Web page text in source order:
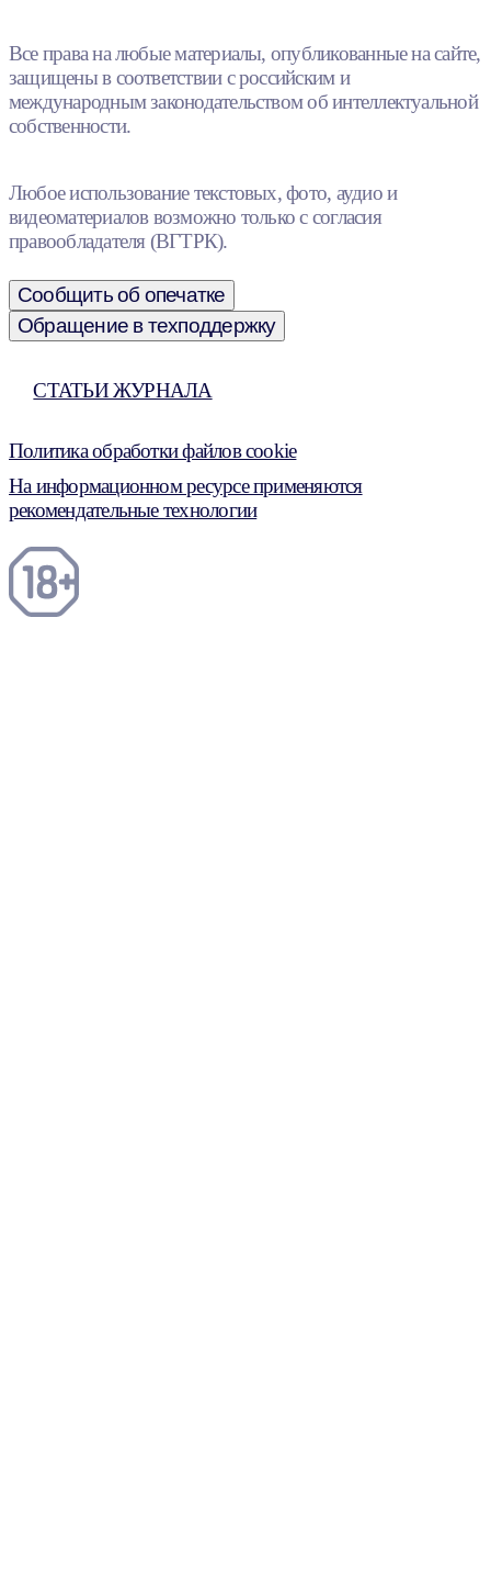
Все права на любые материалы, опубликованные на сайте,
защищены в соответствии с российским и
международным законодательством об интеллектуальной
собственности.
Любое использование текстовых, фото, аудио и
видеоматериалов возможно только с согласия
правообладателя (ВГТРК).
Сообщить об опечатке
Обращение в техподдержку
СТАТЬИ ЖУРНАЛА
Политика обработки файлов cookie
На информационном ресурсе применяются
рекомендательные технологии